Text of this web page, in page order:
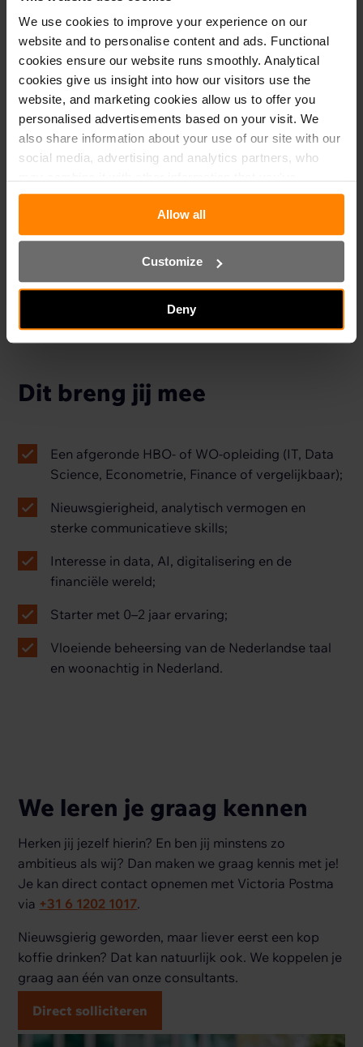
We use cookies to improve your experience on our
website and to personalise content and ads. Functional
cookies ensure our website runs smoothly. Analytical
cookies give us insight into how our visitors use the
website, and marketing cookies allow us to offer you
personalised advertisements based on your visit. We
also share information about your use of our site with our
social media, advertising and analytics partners, who
provided to them or that they've collected from your use
of their services. Read ourprivacy statement
cookie statementfor more information.
Allow all
Customize
Deny
Een volledig betaald opleidingstraject met
Coaching en intervisie;
Projecten bij toporganisaties in de financiële
sector;
opdrachtgever;
Dit breng jij mee
Een afgeronde HBO- of WO-opleiding (IT, Data
Science, Econometrie, Finance of vergelijkbaar);
Nieuwsgierigheid, analytisch vermogen en
sterke communicatieve skills;
Interesse in data, AI, digitalisering en de
financiële wereld;
Starter met 0–2 jaar ervaring;
Vloeiende beheersing van de Nederlandse taal
en woonachtig in Nederland.
We leren je graag kennen
Herken jij jezelf hierin? En ben jij minstens zo
ambitieus als wij? Dan maken we graag kennis met je!
Je kan direct contact opnemen met Victoria Postma
via +31 6 1202 1017.
Nieuwsgierig geworden, maar liever eerst een kop
koffie drinken? Dat kan natuurlijk ook. We koppelen je
graag aan één van onze consultants.
Direct solliciteren